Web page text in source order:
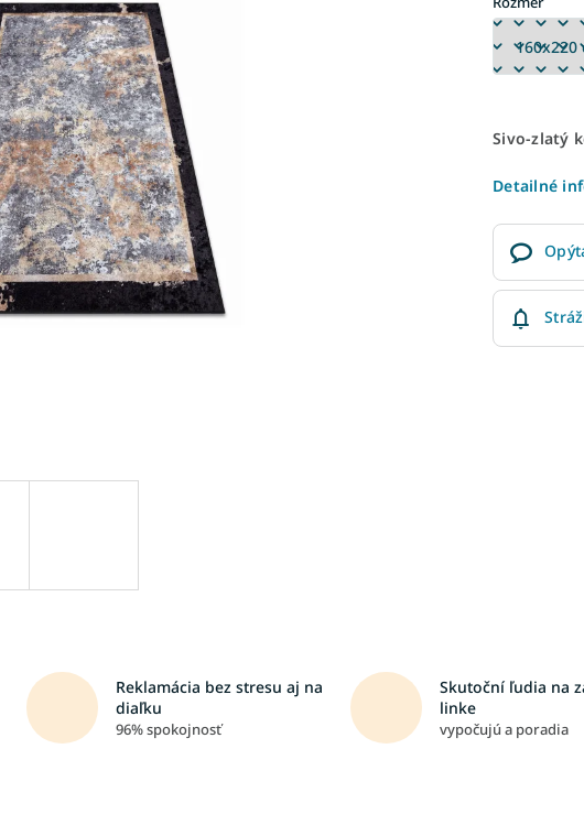
Sivo-zlatý
Detailné
Reklamácia bez stresu aj na
diaľku
96% spokojnosť
Skutoční ľudia na
linke
vypočujú a poradia